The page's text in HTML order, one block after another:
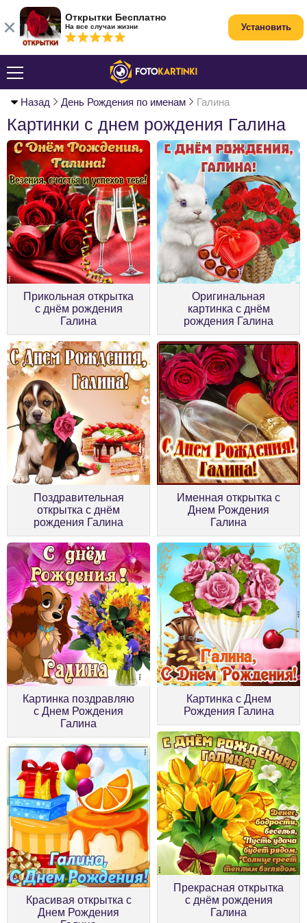
Назад День Рождения по именам Галина
Картинки с днем рождения Галина
Прикольная открытка
с днём рождения
Галина
Оригинальная
картинка с днём
рождения Галина
Поздравительная
открытка с днём
рождения Галина
Именная открытка с
Днем Рождения
Галина
Картинка поздравляю
с Днем Рождения
Галина
Картинка с Днем
Рождения Галина
Красивая открытка с
Днем Рождения
Прекрасная открытка
с днём рождения
Галина
Открытки Бесплатно
На все случаи жизни Установить